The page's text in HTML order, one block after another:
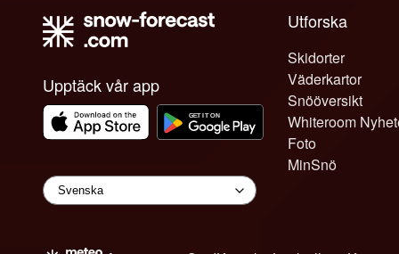
Upptäck vår app
Utforska
Skidorter
Väderkartor
Snööversikt
Whiteroom
Foto
MinSnö